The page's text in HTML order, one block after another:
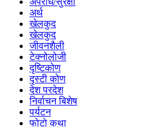
अर्थ
खेलकुद
खेलकुद
जीवनशैली
टेक्नोलोजी
दृष्टिकोण
दृस्टी कोण
देश परदेश
निर्वाचन बिशेष
पर्यटन
फोटो कथा